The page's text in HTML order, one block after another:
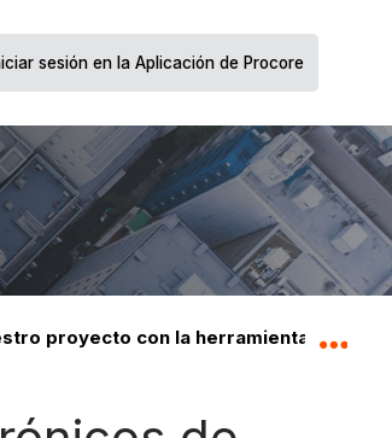
sesión en la Aplicación de Procore
proyecto con la herramienta Correo